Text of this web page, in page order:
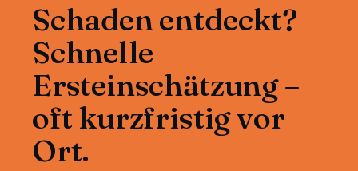
Schaden entdeckt?
Schnelle
Ersteinschätzung –
oft kurzfristig vor
Ort.